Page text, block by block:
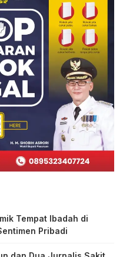
Tempat Ibadah di
Pribadi